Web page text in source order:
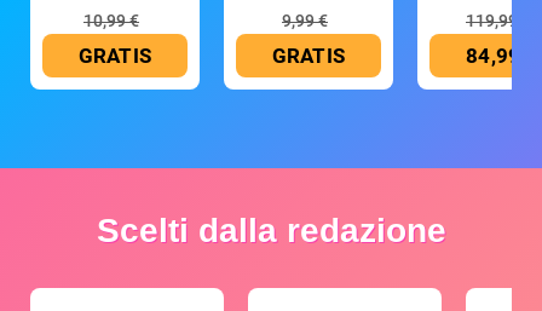
10,99 €
GRATIS
9,99 €
GRATIS
119,99 €
84,99 €
Scelti dalla redazione